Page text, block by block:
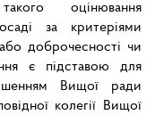
оцінювання
за критеріями
доброчесності чи
є підставою для
Вищої ради
колегії Вищої